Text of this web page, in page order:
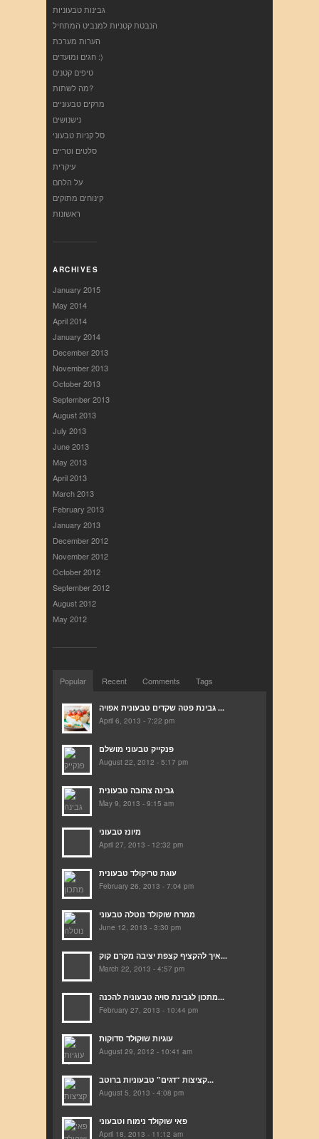
גבינות טבעוניות
הנבטת קטניות למנביט המתחיל
הערות מערכת
חגים ומועדים :)
טיפים קטנים
מה לשתות?
מרקים טבעוניים
נישנושים
סל קניות טבעוני
סלטים וטריים
עיקרית
על הלחם
קינוחים מתוקים
ראשונות
ARCHIVES
January 2015
May 2014
April 2014
January 2014
December 2013
November 2013
October 2013
September 2013
August 2013
July 2013
June 2013
May 2013
April 2013
March 2013
February 2013
January 2013
December 2012
November 2012
October 2012
September 2012
August 2012
May 2012
Popular Recent Comments Tags
גבינת פטה שקדים טבעונית אפויה ...
April 6, 2013 - 7:22 pm
פנקייק טבעוני מושלם
August 22, 2012 - 5:17 pm
גבינה צהובה טבעונית
May 9, 2013 - 9:15 am
מיונז טבעוני
April 27, 2013 - 12:32 pm
עוגת טריקולד טבעונית
February 26, 2013 - 7:04 pm
ממרח שוקולד נוטלה טבעוני
June 12, 2013 - 3:30 pm
איך להקציף קצפת יציבה מקרם קוק...
March 22, 2013 - 4:57 pm
מתכון לגבינת סויה טבעונית להכנה...
February 27, 2013 - 10:44 pm
עוגיות שוקולד סדוקות
August 29, 2012 - 10:41 am
קציצות “דגים” טבעוניות ברוטב...
August 5, 2013 - 4:08 pm
פאי שוקולד נימוח וטבעוני
April 18, 2013 - 11:12 am